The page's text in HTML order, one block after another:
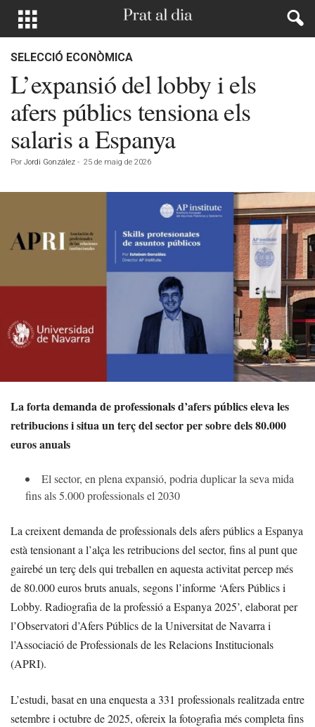
SELECCIÓ ECONÒMICA
L’expansió del lobby i els
afers públics tensiona els
salaris a Espanya
Por Jordi González - 25 de maig de 2026
La forta demanda de professionals d’afers públics eleva les
retribucions i situa un terç del sector per sobre dels 80.000
euros anuals
El sector, en plena expansió, podria duplicar la seva mida
fins als 5.000 professionals el 2030
La creixent demanda de professionals dels afers públics a Espanya
està tensionant a l’alça les retribucions del sector, fins al punt que
gairebé un terç dels qui treballen en aquesta activitat percep més
de 80.000 euros bruts anuals, segons l’informe ‘Afers Públics i
Lobby. Radiografia de la professió a Espanya 2025’, elaborat per
l’Observatori d’Afers Públics de la Universitat de Navarra i
l’Associació de Professionals de les Relacions Institucionals
(APRI).
L’estudi, basat en una enquesta a 331 professionals realitzada entre
setembre i octubre de 2025, ofereix la fotografia més completa fins